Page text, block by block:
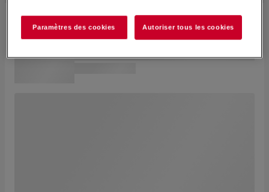
Paramètres des cookies Autoriser tous les cookies